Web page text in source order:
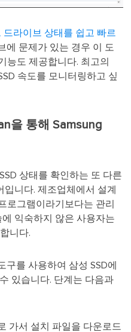
드라이브 상태를 쉽고 빠르
에 문제가 있는 경우 이 도
능도 제공합니다. 최고의
속도를 모니터링하고 싶
을 통해 Samsung
상태를 확인하는 또 다른
니다. 제조업체에서 설계
로그램이라기보다는 관리
익숙하지 않은 사용자는
니다.
를 사용하여 삼성 SSD에
있습니다. 단계는 다음과
가서 설치 파일을 다운로드